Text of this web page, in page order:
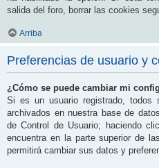
salida del foro, borrar las cookies
Arriba
Preferencias de usuario y
¿Cómo se puede cambiar mi
Si es un usuario registrado, todos
archivados en nuestra base de
de Control de Usuario; haciendo
encuentra en la parte superior de
permitirá cambiar sus datos y